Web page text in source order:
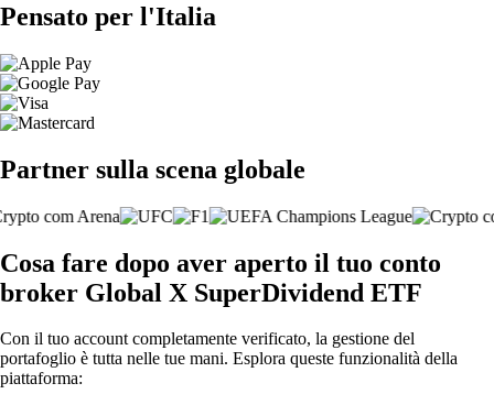
Pensato per l'Italia
Partner sulla scena globale
Cosa fare dopo aver aperto il tuo conto
broker Global X SuperDividend ETF
Con il tuo account completamente verificato, la gestione del
portafoglio è tutta nelle tue mani. Esplora queste funzionalità della
piattaforma: